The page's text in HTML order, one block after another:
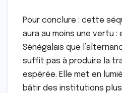
Pour conclure : cette
aura au moins une vertu :
Sénégalais que
suffit pas à produire la
espérée. Elle met en
bâtir des institutions